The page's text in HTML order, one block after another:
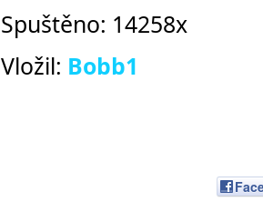
Spuštěno: 14258x
Vložil: Bobb1